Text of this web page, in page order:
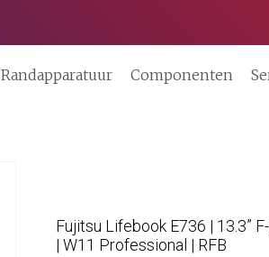
Randapparatuur Componenten
Fujitsu Lifebook E736 | 13.3”
| W11 Professional | RFB